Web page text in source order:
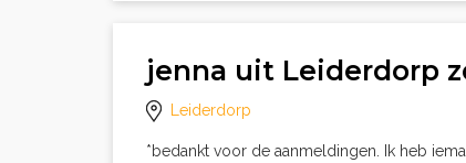
jenna uit Leiderdorp
Leiderdorp
*bedankt voor de aanmeldingen. Ik heb